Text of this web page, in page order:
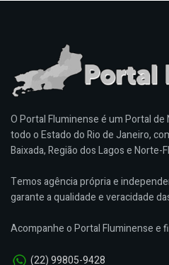
O Portal Fluminense é um Portal
todo o Estado do Rio de Janeiro,
Baixada, Região dos Lagos e Norte-
Temos agência própria e
garante a qualidade e veracidade
Acompanhe o Portal Fluminense e
(22) 99805-9428